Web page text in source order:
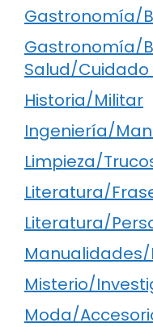
Gastronomía/
Gastronomía/
Salud/
Historia/Militar
Ingeniería/
Limpieza/
Literatura/
Literatura/
Misterio/
Moda/